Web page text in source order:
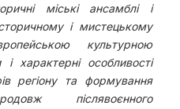
міські ансамблі і
і мистецькому
культурною
характерні особливості
регіону та формування
післявоєнного